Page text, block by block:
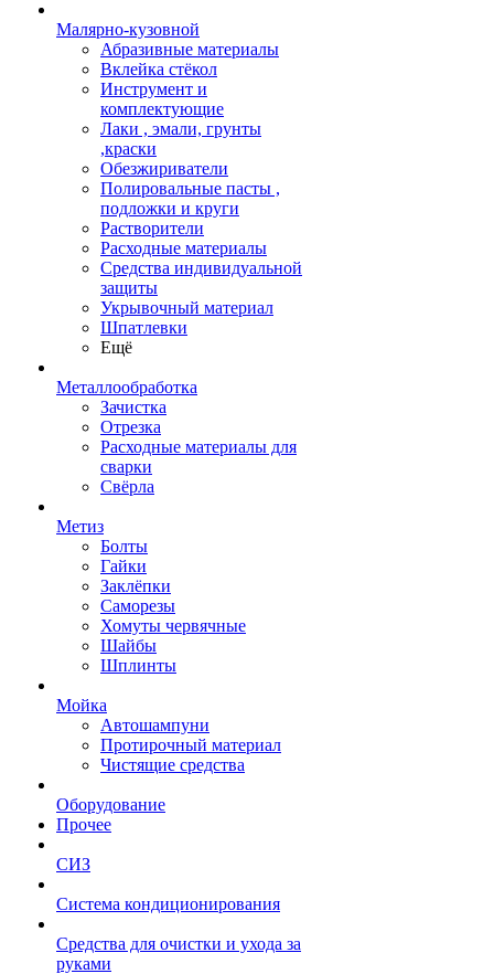
Малярно-кузовной
Абразивные материалы
Вклейка стёкол
Инструмент и
комплектующие
Лаки , эмали, грунты
,краски
Обезжириватели
Полировальные пасты ,
подложки и круги
Растворители
Расходные материалы
Средства индивидуальной
защиты
Укрывочный материал
Шпатлевки
Ещё
Металлообработка
Зачистка
Отрезка
Расходные материалы для
сварки
Свёрла
Метиз
Болты
Гайки
Заклёпки
Саморезы
Хомуты червячные
Шайбы
Шплинты
Мойка
Автошампуни
Протирочный материал
Чистящие средства
Оборудование
Прочее
СИЗ
Система кондиционирования
Средства для очистки и ухода за
руками